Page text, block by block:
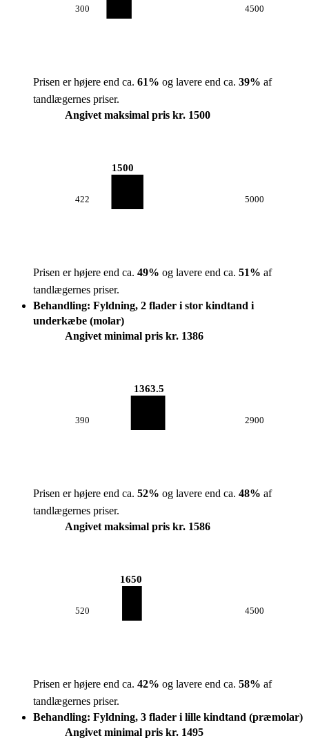
300 4500
Prisen er højere end ca. 61% og lavere end ca. 39% af
tandlægernes priser.
Angivet maksimal pris kr. 1500
422
1500
5000
Prisen er højere end ca. 49% og lavere end ca. 51% af
tandlægernes priser.
Behandling: Fyldning, 2 flader i stor kindtand i
underkæbe (molar)
Angivet minimal pris kr. 1386
390
1363.5
2900
Prisen er højere end ca. 52% og lavere end ca. 48% af
tandlægernes priser.
Angivet maksimal pris kr. 1586
520
1650
4500
Prisen er højere end ca. 42% og lavere end ca. 58% af
tandlægernes priser.
Behandling: Fyldning, 3 flader i lille kindtand (præmolar)
Angivet minimal pris kr. 1495